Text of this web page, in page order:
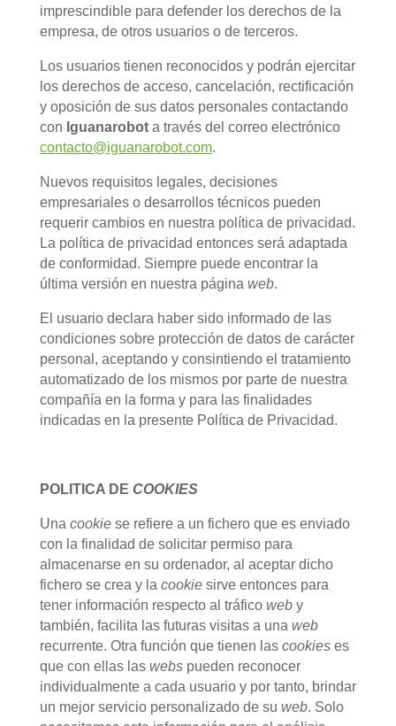
imprescindible para defender los derechos de la
empresa, de otros usuarios o de terceros.
Los usuarios tienen reconocidos y podrán ejercitar
los derechos de acceso, cancelación, rectificación
y oposición de sus datos personales contactando
con Iguanarobota través del correo electrónico
contacto@iguanarobot.com.
Nuevos requisitos legales, decisiones
empresariales o desarrollos técnicos pueden
requerir cambios en nuestra política de privacidad.
La política de privacidad entonces será adaptada
de conformidad. Siempre puede encontrar la
última versión en nuestra página web.
El usuario declara haber sido informado de las
condiciones sobre protección de datos de carácter
personal, aceptando y consintiendo el tratamiento
automatizado de los mismos por parte de nuestra
compañía en la forma y para las finalidades
indicadas en la presente Política de Privacidad.
POLITICA DE COOKIES
Una cookiese refiere a un fichero que es enviado
con la finalidad de solicitar permiso para
almacenarse en su ordenador, al aceptar dicho
fichero se crea y la cookiesirve entonces para
tener información respecto al tráfico weby
también, facilita las futuras visitas a una web
recurrente. Otra función que tienen las cookieses
que con ellas las webspueden reconocer
individualmente a cada usuario y por tanto, brindar
un mejor servicio personalizado de su web. Solo